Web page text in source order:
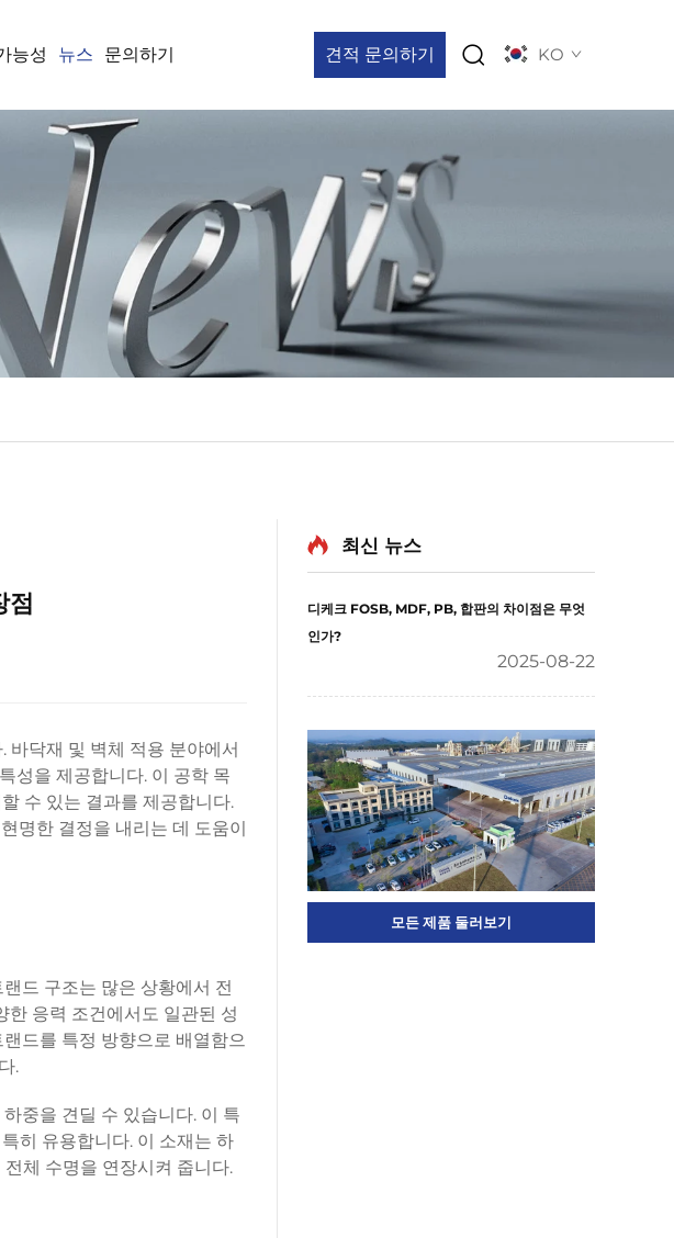
능성 뉴스 문의하기 견적 문의하기 KO
점
바닥재 및 벽체 적용 분야에서
성을 제공합니다. 이 공학 목
수 있는 결과를 제공합니다.
명한 결정을 내리는 데 도움이
드 구조는 많은 상황에서 전
응력 조건에서도 일관된 성
드를 특정 방향으로 배열함으
.
중을 견딜 수 있습니다. 이 특
히 유용합니다. 이 소재는 하
체 수명을 연장시켜 줍니다.
최신 뉴스
디케크 FOSB, MDF, PB, 합판의 차이점은 무엇
인가?
2025-08-22
모든 제품 둘러보기